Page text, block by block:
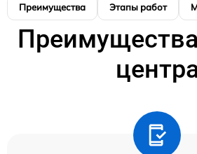
Преимущества Этапы работ